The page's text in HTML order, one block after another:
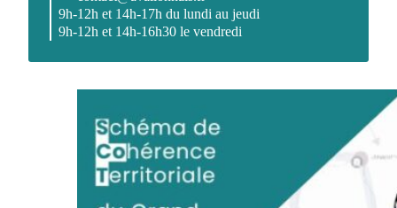
9h-12h et 14h-17h du lundi au jeudi
9h-12h et 14h-16h30 le vendredi